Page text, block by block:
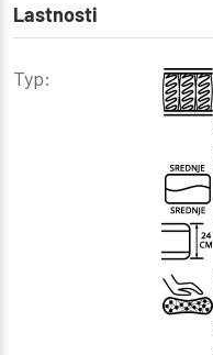
Lastnosti
Typ: